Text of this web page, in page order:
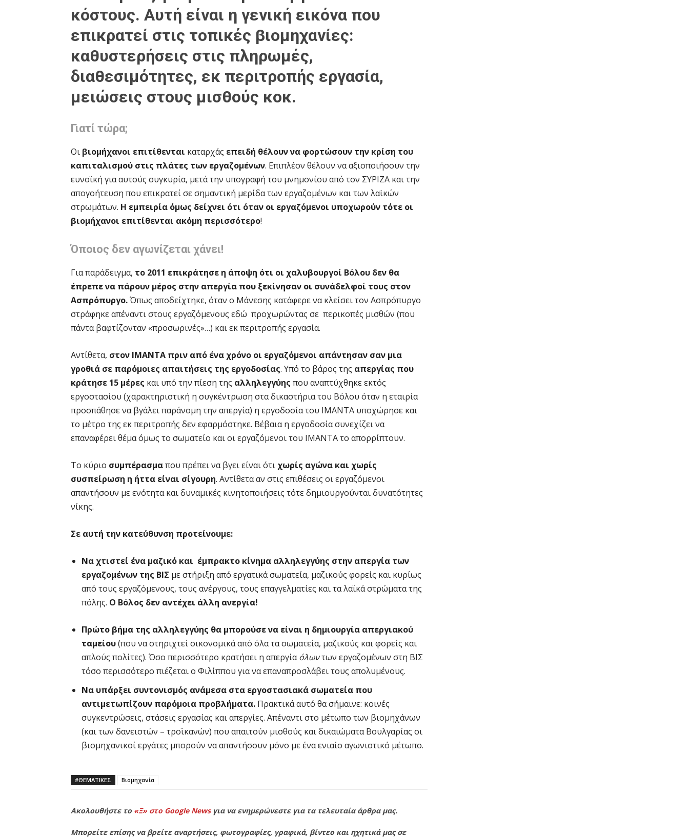
κόστους. Αυτή είναι η γενική εικόνα που
επικρατεί στις τοπικές βιομηχανίες:
καθυστερήσεις στις πληρωμές,
διαθεσιμότητες, εκ περιτροπής εργασία,
μειώσεις στους μισθούς κοκ.
Γιατί τώρα;
Οι βιομήχανοι επιτίθενται καταρχάς επειδή θέλουν να φορτώσουν την κρίση του
καπιταλισμού στις πλάτες των εργαζομένων. Επιπλέον θέλουν να αξιοποιήσουν την
ευνοϊκή για αυτούς συγκυρία, μετά την υπογραφή του μνημονίου από τον ΣΥΡΙΖΑ και την
απογοήτευση που επικρατεί σε σημαντική μερίδα των εργαζομένων και των λαϊκών
στρωμάτων. Η εμπειρία όμως δείχνει ότι όταν οι εργαζόμενοι υποχωρούν τότε οι
βιομήχανοι επιτίθενται ακόμη περισσότερο!
Όποιος δεν αγωνίζεται χάνει!
Για παράδειγμα, το 2011 επικράτησε η άποψη ότι οι χαλυβουργοί Βόλου δεν θα
έπρεπε να πάρουν μέρος στην απεργία που ξεκίνησαν οι συνάδελφοί τους στον
Ασπρόπυργο.Όπως αποδείχτηκε, όταν ο Μάνεσης κατάφερε να κλείσει τον Ασπρόπυργο
στράφηκε απέναντι στους εργαζόμενους εδώ προχωρώντας σε περικοπές μισθών (που
πάντα βαφτίζονταν «προσωρινές»…) και εκ περιτροπής εργασία.
Αντίθετα, στον ΙΜΑΝΤΑ πριν από ένα χρόνο οι εργαζόμενοι απάντησαν σαν μια
γροθιά σε παρόμοιες απαιτήσεις της εργοδοσίας. Υπό το βάρος της απεργίας που
κράτησε 15 μέρες και υπό την πίεση της αλληλεγγύης που αναπτύχθηκε εκτός
εργοστασίου (χαρακτηριστική η συγκέντρωση στα δικαστήρια του Βόλου όταν η εταιρία
προσπάθησε να βγάλει παράνομη την απεργία) η εργοδοσία του ΙΜΑΝΤΑ υποχώρησε και
το μέτρο της εκ περιτροπής δεν εφαρμόστηκε. Βέβαια η εργοδοσία συνεχίζει να
επαναφέρει θέμα όμως το σωματείο και οι εργαζόμενοι του ΙΜΑΝΤΑ το απορρίπτουν.
Το κύριο συμπέρασμαπου πρέπει να βγει είναι ότι χωρίς αγώνα και χωρίς
συσπείρωση η ήττα είναι σίγουρη. Αντίθετα αν στις επιθέσεις οι εργαζόμενοι
απαντήσουν με ενότητα και δυναμικές κινητοποιήσεις τότε δημιουργούνται δυνατότητες
νίκης.
Σε αυτή την κατεύθυνση προτείνουμε:
Να χτιστεί ένα μαζικό και έμπρακτο κίνημα αλληλεγγύης στην απεργία των
εργαζομένων της ΒΙΣ με στήριξη από εργατικά σωματεία, μαζικούς φορείς και κυρίως
από τους εργαζόμενους, τους ανέργους, τους επαγγελματίες και τα λαϊκά στρώματα της
πόλης. Ο Βόλος δεν αντέχει άλλη ανεργία!
Πρώτο βήμα της αλληλεγγύης θα μπορούσε να είναι η δημιουργία απεργιακού
ταμείου(που να στηριχτεί οικονομικά από όλα τα σωματεία, μαζικούς και φορείς και
απλούς πολίτες). Όσο περισσότερο κρατήσει η απεργίαόλωντων εργαζομένων στη ΒΙΣ
τόσο περισσότερο πιέζεται ο Φιλίππου για να επαναπροσλάβει τους απολυμένους.
Να υπάρξει συντονισμός ανάμεσα στα εργοστασιακά σωματεία που
αντιμετωπίζουν παρόμοια προβλήματα. Πρακτικά αυτό θα σήμαινε: κοινές
συγκεντρώσεις, στάσεις εργασίας και απεργίες. Απέναντι στο μέτωπο των βιομηχάνων
(και των δανειστών – τροϊκανών) που απαιτούν μισθούς και δικαιώματα Βουλγαρίας οι
βιομηχανικοί εργάτες μπορούν να απαντήσουν μόνο με ένα ενιαίο αγωνιστικό μέτωπο.
#ΘΕΜΑΤΙΚΈΣ Βιομηχανία
Ακολουθήστε το «Ξ» στο Google Newsγια να ενημερώνεστε για τα τελευταία άρθρα μας.
Μπορείτε επίσης να βρείτε αναρτήσεις, φωτογραφίες, γραφικά, βίντεο και ηχητικά μας σε